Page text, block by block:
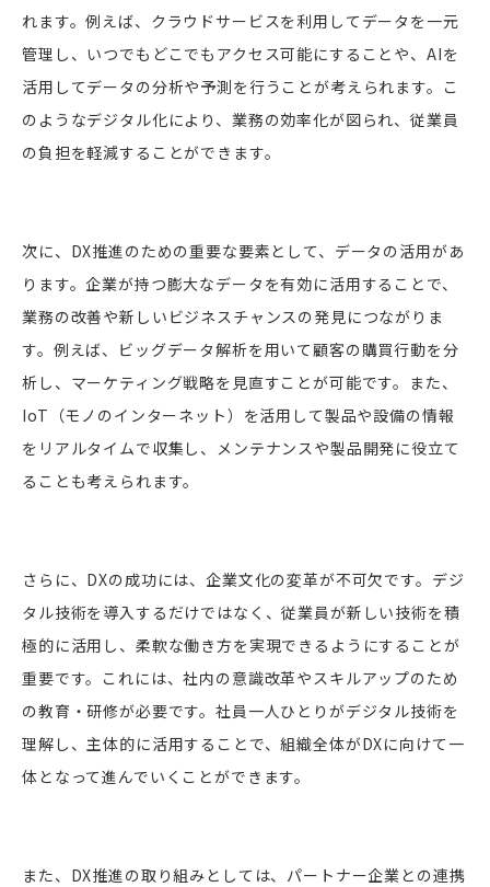
れます。例えば、クラウドサービスを利用してデータを一元
管理し、いつでもどこでもアクセス可能にすることや、AIを
活用してデータの分析や予測を行うことが考えられます。こ
のようなデジタル化により、業務の効率化が図られ、従業員
の負担を軽減することができます。
次に、DX推進のための重要な要素として、データの活用があ
ります。企業が持つ膨大なデータを有効に活用することで、
業務の改善や新しいビジネスチャンスの発見につながりま
す。例えば、ビッグデータ解析を用いて顧客の購買行動を分
析し、マーケティング戦略を見直すことが可能です。また、
IoT（モノのインターネット）を活用して製品や設備の情報
をリアルタイムで収集し、メンテナンスや製品開発に役立て
ることも考えられます。
さらに、DXの成功には、企業文化の変革が不可欠です。デジ
タル技術を導入するだけではなく、従業員が新しい技術を積
極的に活用し、柔軟な働き方を実現できるようにすることが
重要です。これには、社内の意識改革やスキルアップのため
の教育・研修が必要です。社員一人ひとりがデジタル技術を
理解し、主体的に活用することで、組織全体がDXに向けて一
体となって進んでいくことができます。
また、DX推進の取り組みとしては、パートナー企業との連携